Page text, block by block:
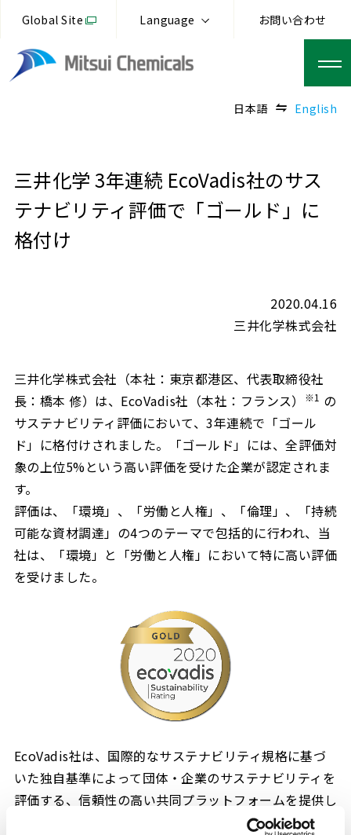
Global Site Language お問い合わせ
日本語 English
三井化学 3年連続 EcoVadis社のサス
テナビリティ評価で「ゴールド」に
格付け
2020.04.16
三井化学株式会社
三井化学株式会社（本社：東京都港区、代表取締役社
長：橋本 修）は、EcoVadis社（本社：フランス）
※1 の
サステナビリティ評価において、3年連続で「ゴール
ド」に格付けされました。「ゴールド」には、全評価対
象の上位5%という高い評価を受けた企業が認定されま
す。
評価は、「環境」、「労働と人権」、「倫理」、「持続
可能な資材調達」の4つのテーマで包括的に行われ、当
社は、「環境」と「労働と人権」において特に高い評価
を受けました。
EcoVadis社は、国際的なサステナビリティ規格に基づ
いた独自基準によって団体・企業のサステナビリティを
評価する、信頼性の高い共同プラットフォームを提供し
ています。これまでに世界160カ国、200業種、65,000